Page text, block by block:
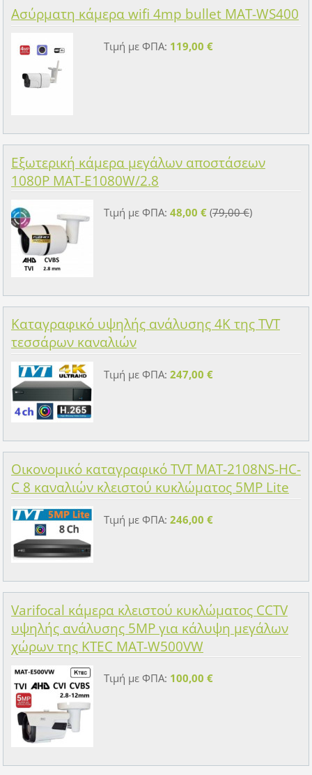
Ασύρματη κάμερα wifi 4mp bullet MAT-WS400
Τιμή με ΦΠΑ: 119,00 €
Εξωτερική κάμερα μεγάλων αποστάσεων
1080P MAT-E1080W/2.8
Τιμή με ΦΠΑ: 48,00 €(79,00 €)
Καταγραφικό υψηλής ανάλυσης 4K της TVT
τεσσάρων καναλιών
Τιμή με ΦΠΑ: 247,00 €
Οικονομικό καταγραφικό TVT MAT-2108NS-HC-
C 8 καναλιών κλειστού κυκλώματος 5MP Lite
Τιμή με ΦΠΑ: 246,00 €
Varifocal κάμερα κλειστού κυκλώματος CCTV
υψηλής ανάλυσης 5MP για κάλυψη μεγάλων
χώρων της KTEC MAT-W500VW
Τιμή με ΦΠΑ: 100,00 €